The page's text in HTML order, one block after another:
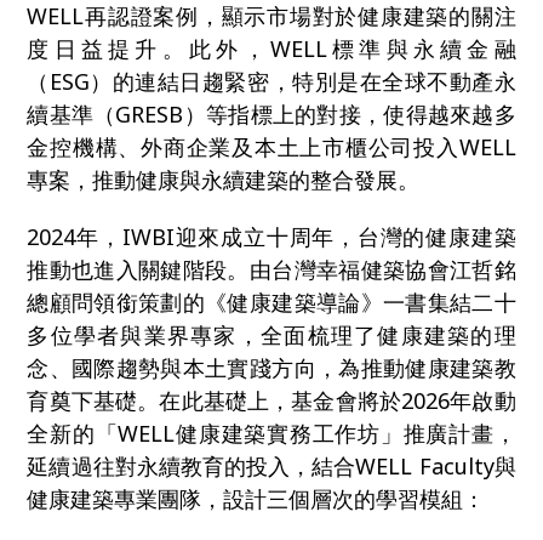
WELL再認證案例，顯示市場對於健康建築的關注
度日益提升。此外，WELL標準與永續金融
（ESG）的連結日趨緊密，特別是在全球不動產永
續基準（GRESB）等指標上的對接，使得越來越多
金控機構、外商企業及本土上市櫃公司投入WELL
專案，推動健康與永續建築的整合發展。
2024年，IWBI迎來成立十周年，台灣的健康建築
推動也進入關鍵階段。由台灣幸福健築協會江哲銘
總顧問領銜策劃的《健康建築導論》一書集結二十
多位學者與業界專家，全面梳理了健康建築的理
念、國際趨勢與本土實踐方向，為推動健康建築教
育奠下基礎。在此基礎上，基金會將於2026年啟動
全新的「WELL健康建築實務工作坊」推廣計畫，
延續過往對永續教育的投入，結合WELL Faculty與
健康建築專業團隊，設計三個層次的學習模組：